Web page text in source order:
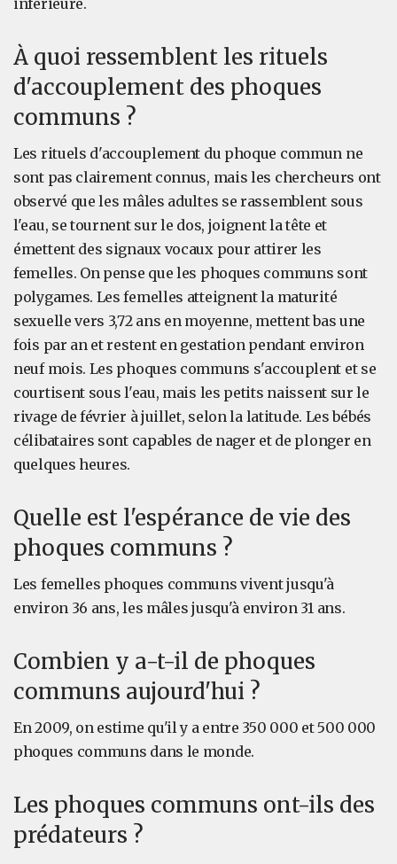
inférieure.
À quoi ressemblent les rituels
d'accouplement des phoques
communs ?
Les rituels d'accouplement du phoque commun ne
sont pas clairement connus, mais les chercheurs ont
observé que les mâles adultes se rassemblent sous
l'eau, se tournent sur le dos, joignent la tête et
émettent des signaux vocaux pour attirer les
femelles. On pense que les phoques communs sont
polygames. Les femelles atteignent la maturité
sexuelle vers 3,72 ans en moyenne, mettent bas une
fois par an et restent en gestation pendant environ
neuf mois. Les phoques communs s'accouplent et se
courtisent sous l'eau, mais les petits naissent sur le
rivage de février à juillet, selon la latitude. Les bébés
célibataires sont capables de nager et de plonger en
quelques heures.
Quelle est l'espérance de vie des
phoques communs ?
Les femelles phoques communs vivent jusqu'à
environ 36 ans, les mâles jusqu'à environ 31 ans.
Combien y a-t-il de phoques
communs aujourd'hui ?
En 2009, on estime qu'il y a entre 350 000 et 500 000
phoques communs dans le monde.
Les phoques communs ont-ils des
prédateurs ?